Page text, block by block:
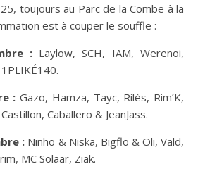
toujours au Parc de la Combe à la
est à couper le souffle :
:Laylow, SCH, IAM, Werenoi,
: Gazo, Hamza, Tayc, Rilès, Rim’K,
Caballero & JeanJass.
: Ninho & Niska, Bigflo & Oli, Vald,
MC Solaar, Ziak.